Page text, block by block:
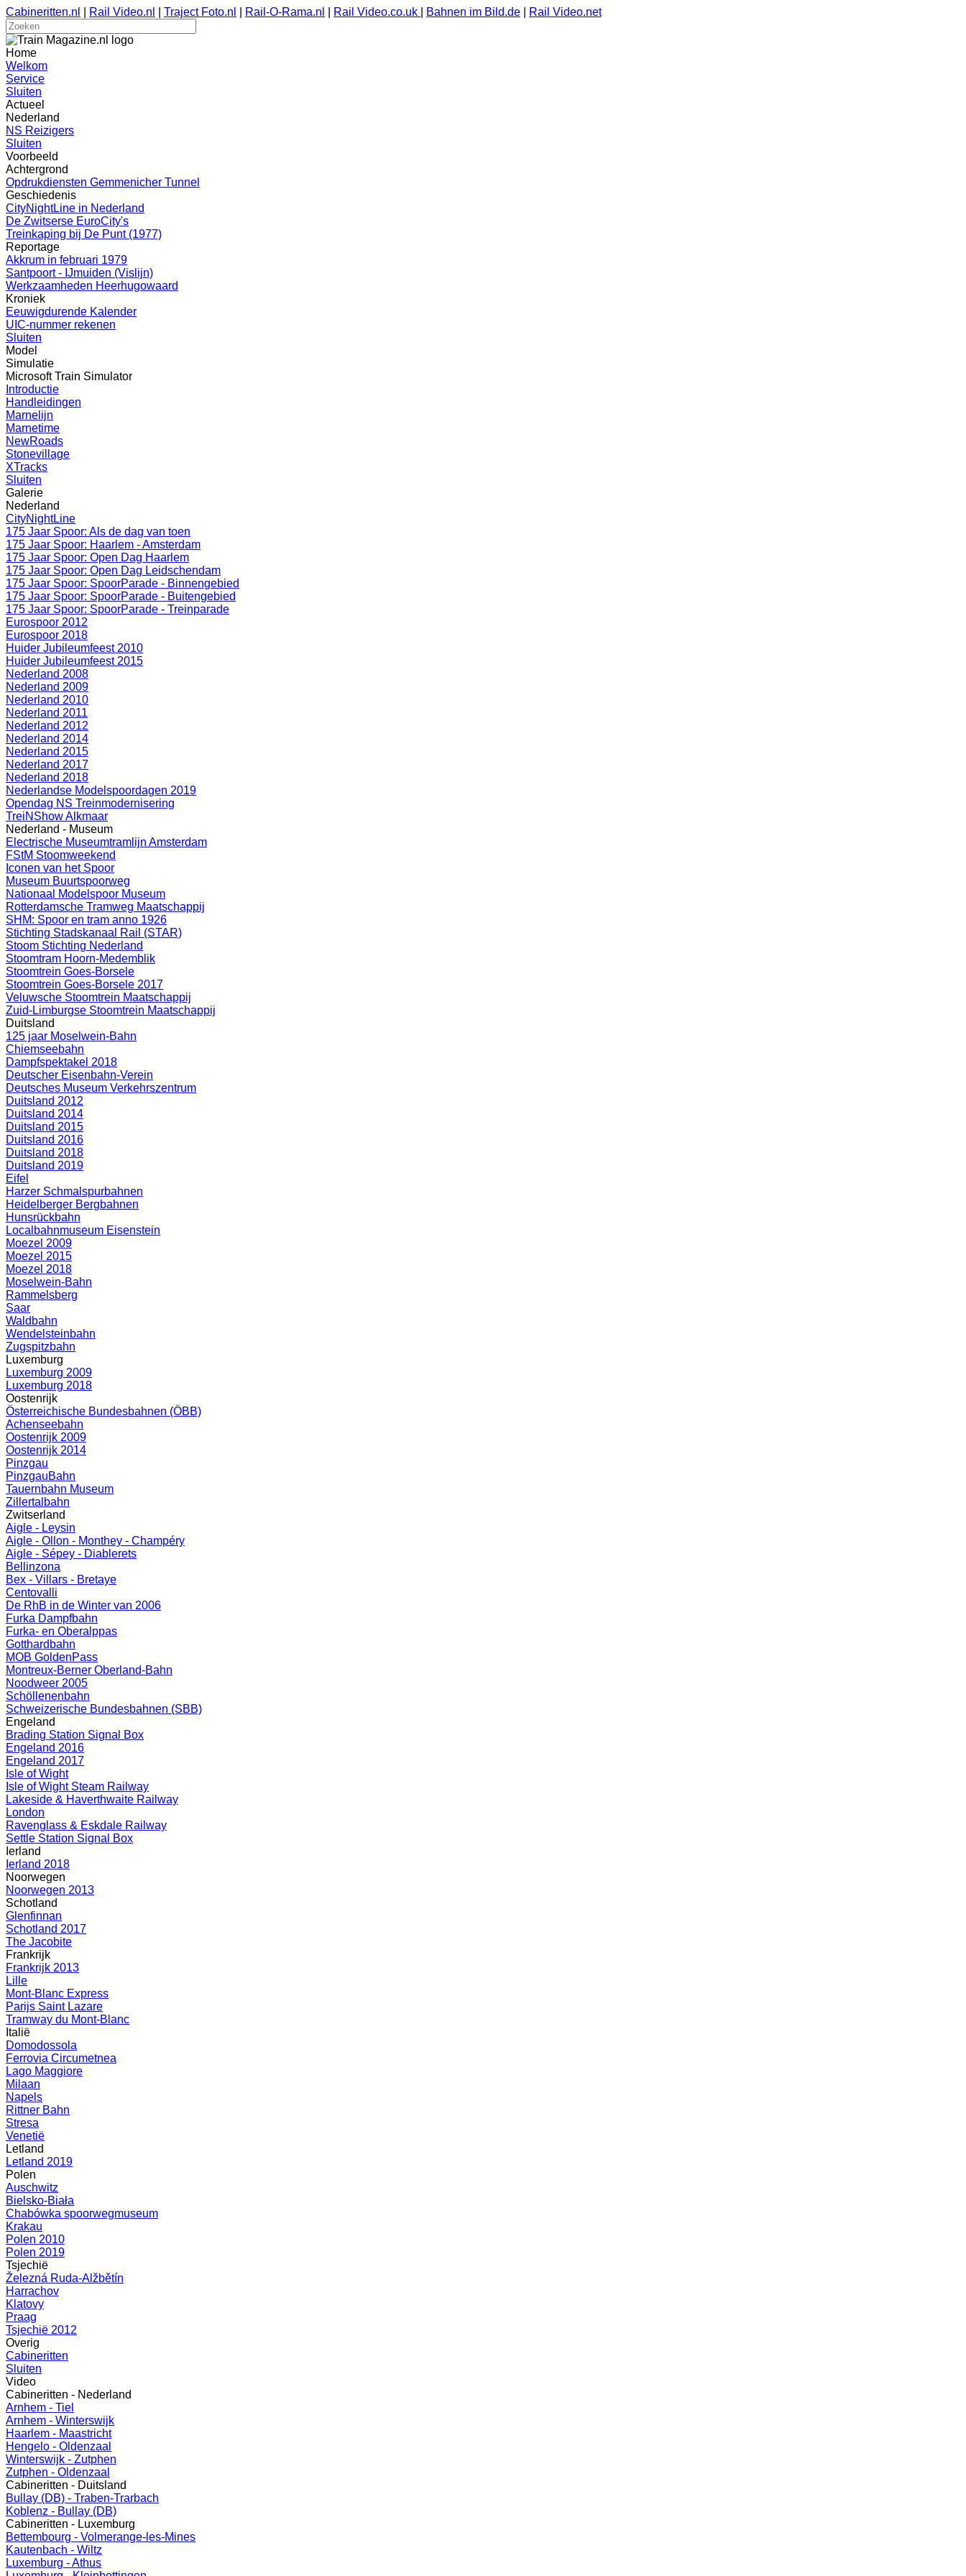
Cabineritten.nl Rail Video.nl Traject Foto.nl Rail-O-Rama.nl Rail Video.co.uk Bahnen im Bild.de Rail Video.net
Home
Welkom
Service
Sluiten
Actueel
Nederland
NS Reizigers
Sluiten
Voorbeeld
Achtergrond
Opdrukdiensten Gemmenicher Tunnel
Geschiedenis
CityNightLine in Nederland
De Zwitserse EuroCity's
Treinkaping bij De Punt (1977)
Reportage
Akkrum in februari 1979
Santpoort - IJmuiden (Vislijn)
Werkzaamheden Heerhugowaard
Kroniek
Eeuwigdurende Kalender
UIC-nummer rekenen
Sluiten
Model
Simulatie
Microsoft Train Simulator
Introductie
Handleidingen
Marnelijn
Marnetime
NewRoads
Stonevillage
XTracks
Sluiten
Galerie
Nederland
CityNightLine
175 Jaar Spoor: Als de dag van toen
175 Jaar Spoor: Haarlem - Amsterdam
175 Jaar Spoor: Open Dag Haarlem
175 Jaar Spoor: Open Dag Leidschendam
175 Jaar Spoor: SpoorParade - Binnengebied
175 Jaar Spoor: SpoorParade - Buitengebied
175 Jaar Spoor: SpoorParade - Treinparade
Eurospoor 2012
Eurospoor 2018
Huider Jubileumfeest 2010
Huider Jubileumfeest 2015
Nederland 2008
Nederland 2009
Nederland 2010
Nederland 2011
Nederland 2012
Nederland 2014
Nederland 2015
Nederland 2017
Nederland 2018
Nederlandse Modelspoordagen 2019
Opendag NS Treinmodernisering
TreiNShow Alkmaar
Nederland - Museum
Electrische Museumtramlijn Amsterdam
FStM Stoomweekend
Iconen van het Spoor
Museum Buurtspoorweg
Nationaal Modelspoor Museum
Rotterdamsche Tramweg Maatschappij
SHM: Spoor en tram anno 1926
Stichting Stadskanaal Rail (STAR)
Stoom Stichting Nederland
Stoomtram Hoorn-Medemblik
Stoomtrein Goes-Borsele
Stoomtrein Goes-Borsele 2017
Veluwsche Stoomtrein Maatschappij
Zuid-Limburgse Stoomtrein Maatschappij
Duitsland
125 jaar Moselwein-Bahn
Chiemseebahn
Dampfspektakel 2018
Deutscher Eisenbahn-Verein
Deutsches Museum Verkehrszentrum
Duitsland 2012
Duitsland 2014
Duitsland 2015
Duitsland 2016
Duitsland 2018
Duitsland 2019
Eifel
Harzer Schmalspurbahnen
Heidelberger Bergbahnen
Hunsrückbahn
Localbahnmuseum Eisenstein
Moezel 2009
Moezel 2015
Moezel 2018
Moselwein-Bahn
Rammelsberg
Saar
Waldbahn
Wendelsteinbahn
Zugspitzbahn
Luxemburg
Luxemburg 2009
Luxemburg 2018
Oostenrijk
Österreichische Bundesbahnen (ÖBB)
Achenseebahn
Oostenrijk 2009
Oostenrijk 2014
Pinzgau
PinzgauBahn
Tauernbahn Museum
Zillertalbahn
Zwitserland
Aigle - Leysin
Aigle - Ollon - Monthey - Champéry
Aigle - Sépey - Diablerets
Bellinzona
Bex - Villars - Bretaye
Centovalli
De RhB in de Winter van 2006
Furka Dampfbahn
Furka- en Oberalppas
Gotthardbahn
MOB GoldenPass
Montreux-Berner Oberland-Bahn
Noodweer 2005
Schöllenenbahn
Schweizerische Bundesbahnen (SBB)
Engeland
Brading Station Signal Box
Engeland 2016
Engeland 2017
Isle of Wight
Isle of Wight Steam Railway
Lakeside & Haverthwaite Railway
London
Ravenglass & Eskdale Railway
Settle Station Signal Box
Ierland
Ierland 2018
Noorwegen
Noorwegen 2013
Schotland
Glenfinnan
Schotland 2017
The Jacobite
Frankrijk
Frankrijk 2013
Lille
Mont-Blanc Express
Parijs Saint Lazare
Tramway du Mont-Blanc
Italië
Domodossola
Ferrovia Circumetnea
Lago Maggiore
Milaan
Napels
Rittner Bahn
Stresa
Venetië
Letland
Letland 2019
Polen
Auschwitz
Bielsko-Biała
Chabówka spoorwegmuseum
Krakau
Polen 2010
Polen 2019
Tsjechië
Železná Ruda-Alžbětín
Harrachov
Klatovy
Praag
Tsjechië 2012
Overig
Cabineritten
Sluiten
Video
Cabineritten - Nederland
Arnhem - Tiel
Arnhem - Winterswijk
Haarlem - Maastricht
Hengelo - Oldenzaal
Winterswijk - Zutphen
Zutphen - Oldenzaal
Cabineritten - Duitsland
Bullay (DB) - Traben-Trarbach
Koblenz - Bullay (DB)
Cabineritten - Luxemburg
Bettembourg - Volmerange-les-Mines
Kautenbach - Wiltz
Luxemburg - Athus